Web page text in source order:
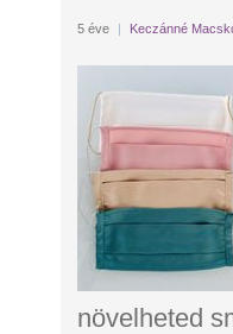
5 éve | Keczánné
növelheted